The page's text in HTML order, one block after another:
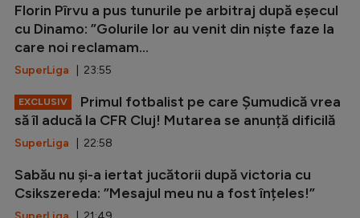
Florin Pîrvu a pus tunurile pe arbitraj după eșecul
cu Dinamo: ”Golurile lor au venit din niște faze la
care noi reclamam...
SuperLiga | 23:55
EXCLUSIV
Primul fotbalist pe care Șumudică vrea
să îl aducă la CFR Cluj! Mutarea se anunță dificilă
SuperLiga | 22:58
Sabău nu și-a iertat jucătorii după victoria cu
Csikszereda: ”Mesajul meu nu a fost înțeles!”